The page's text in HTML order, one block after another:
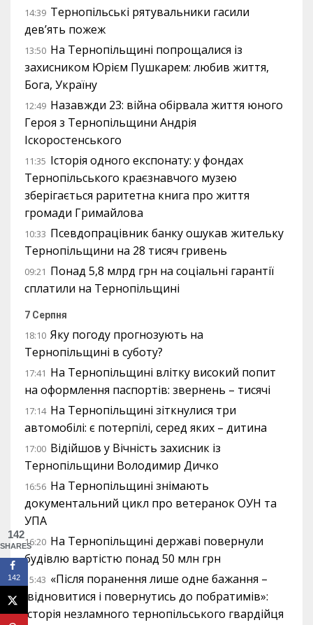
14:39 Тернопільські рятувальники гасили
дев’ять пожеж
13:50 На Тернопільщині попрощалися із
захисником Юрієм Пушкарем: любив життя,
Бога, Україну
12:49 Назавжди 23: війна обірвала життя юного
Героя з Тернопільщини Андрія
Іскоростенського
11:35 Історія одного експонату: у фондах
Тернопільського краєзнавчого музею
зберігається раритетна книга про життя
громади Гримайлова
10:33 Псевдопрацівник банку ошукав жительку
Тернопільщини на 28 тисяч гривень
09:21 Понад 5,8 млрд грн на соціальні гарантії
сплатили на Тернопільщині
7 Серпня
18:10 Яку погоду прогнозують на
Тернопільщині в суботу?
17:41 На Тернопільщині влітку високий попит
на оформлення паспортів: звернень – тисячі
17:14 На Тернопільщині зіткнулися три
автомобілі: є потерпілі, серед яких – дитина
17:00 Відійшов у Вічність захисник із
Тернопільщини Володимир Дичко
16:56 На Тернопільщині знімають
документальний цикл про ветеранок ОУН та
УПА
16:20 На Тернопільщині державі повернули
будівлю вартістю понад 50 млн грн
15:43 «Після поранення лише одне бажання –
відновитися і повернутись до побратимів»:
історія незламного тернопільського гвардійця
142
SHARES
142